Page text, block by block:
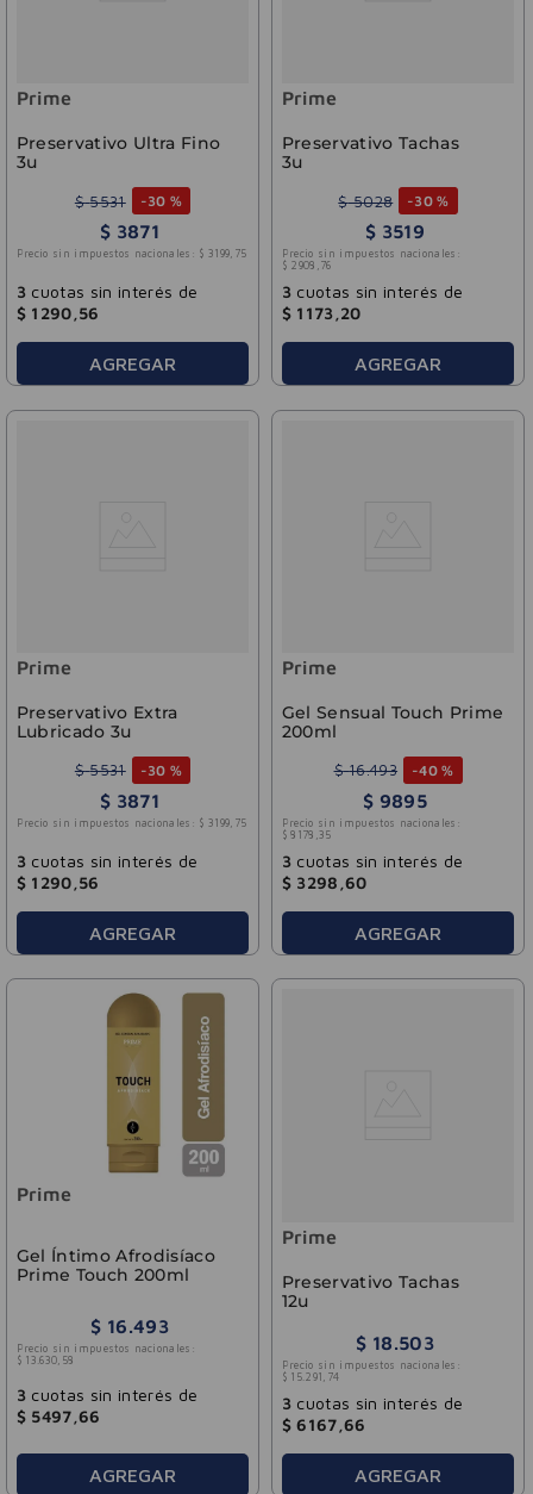
Prime
Preservativo Ultra Fino
3u
$ 5531 -30 %
$ 3871
Precio sin impuestos nacionales: $ 3199, 75
3 cuotas sin interés de
$ 1290 56
AGREGAR
Prime
Preservativo Tachas
3u
$ 5028 -30 %
$ 3519
Precio sin impuestos nacionales:
$ 2908 , 76
3 cuotas sin interés de
$ 1173 20
AGREGAR
Prime
Preservativo Extra
Lubricado 3u
$ 5531 -30 %
$ 3871
Precio sin impuestos nacionales: $ 3199 75
3 cuotas sin interés de
$ 1290 56
AGREGAR
Prime
Gel Sensual Touch Prime
200ml
$ 16.493 -40 %
$ 9895
Precio sin impuestos nacionales:
$ 8178 ,35
3 cuotas sin interés de
$ 3298 ,60
AGREGAR
Prime
Gel Íntimo Afrodisíaco
Prime Touch 200ml
$ 16 493
Precio sin impuestos nacionales:
$ 13 .630 58
3 cuotas sin interés de
$ 5497 ,66
AGREGAR
Prime
Preservativo Tachas
12u
$ 18.503
Precio sin impuestos nacionales:
$ 15 291 74
3 cuotas sin interés de
$ 6167 ,66
AGREGAR